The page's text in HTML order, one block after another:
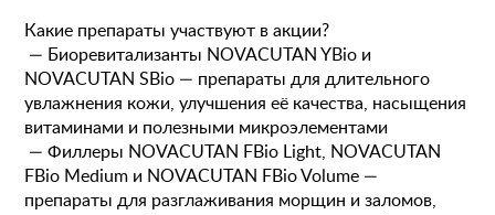
Какие препараты участвуют в акции?
— Биоревитализанты NOVACUTAN YBio и
NOVACUTAN SBio — препараты для длительного
увлажнения кожи, улучшения её качества, насыщения
витаминами и полезными микроэлементами
— Филлеры NOVACUTAN FBio Light, NOVACUTAN
FBio Medium и NOVACUTAN FBio Volume —
препараты для разглаживания морщин и заломов,